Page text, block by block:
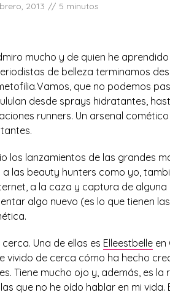
2013 5 minutos
mucho y de quien he
de belleza terminamos
que no podemos
desde sprays hidratantes,
runners. Un arsenal
los lanzamientos de las grandes
a las beauty hunters como yo,
a la caza y captura de
algo nuevo (es lo que tienen
Una de ellas es Elleestbelle en
vivido de cerca cómo ha hecho
Tiene mucho ojo y, además, es la
que no he oído hablar en mi vida.